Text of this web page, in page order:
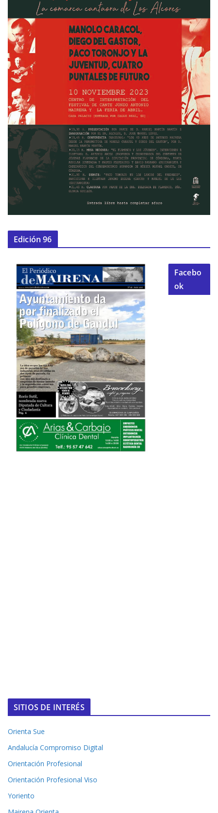
Edición 96
Facebo
ok
SITIOS DE INTERÉS
Orienta Sue
Andalucía Compromiso Digital
Orientación Profesional
Orientación Profesional Viso
Yoriento